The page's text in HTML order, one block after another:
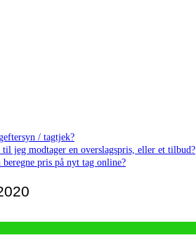
/ tagtjek?
jeg modtager en overslagspris, eller et tilbud?
pris på nyt tag online?